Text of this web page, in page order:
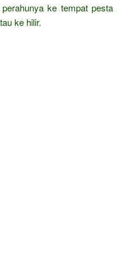
ke tempat pesta
ke hilir.